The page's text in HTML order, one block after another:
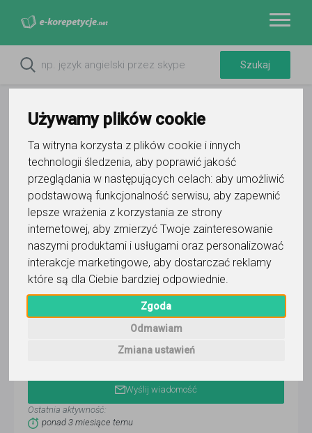
Używamy plików cookie
Ta witryna korzysta z plików cookie i innych
technologii śledzenia, aby poprawić jakość
przeglądania w następujących celach: aby umożliwić
podstawową funkcjonalność serwisu, aby zapewnić
lepsze wrażenia z korzystania ze strony
internetowej, aby zmierzyć Twoje zainteresowanie
naszymi produktami i usługami oraz personalizować
interakcje marketingowe, aby dostarczać reklamy
które są dla Ciebie bardziej odpowiednie.
Zgoda
Odmawiam
Zmiana ustawień
Do ulubionych
Oznacz wystąpienie kontaktu
Wyślij wiadomość
Ostatnia aktywność:
ponad 3 miesiące temu